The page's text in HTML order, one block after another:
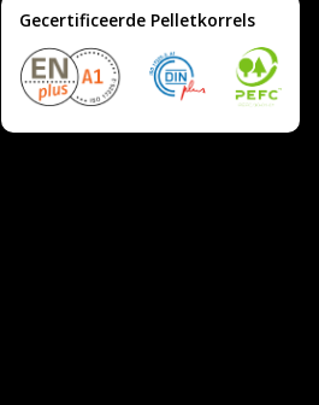
Gecertificeerde Pelletkorrels